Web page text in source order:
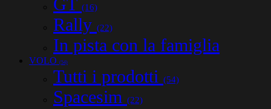
(16)
Rally (22)
In pista con la famiglia
VOLO (54)
Tutti i prodotti (54)
Spacesim (22)